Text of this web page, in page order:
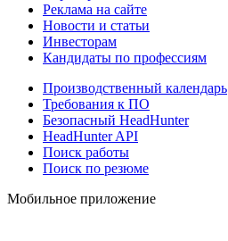
Реклама на сайте
Новости и статьи
Инвесторам
Кандидаты по профессиям
Производственный календарь
Требования к ПО
Безопасный HeadHunter
HeadHunter API
Поиск работы
Поиск по резюме
Мобильное приложение